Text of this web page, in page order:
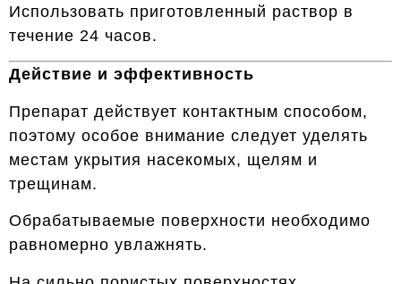
Использовать приготовленный раствор в
течение 24 часов.
Действие и эффективность
Препарат действует контактным способом,
поэтому особое внимание следует уделять
местам укрытия насекомых, щелям и
трещинам.
Обрабатываемые поверхности необходимо
равномерно увлажнять.